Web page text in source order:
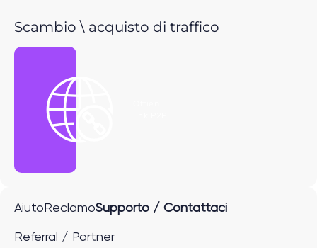
Scambio \ acquisto di traffico
Aiuto ReclamoSupporto / Contattaci
Referral / Partner